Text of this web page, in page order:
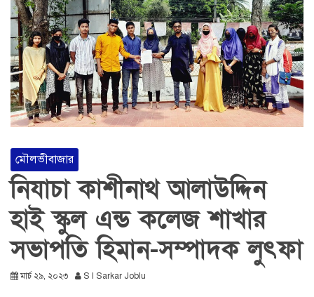
মৌলভীবাজার
নিযাচা কাশীনাথ আলাউদ্দিন
হাই স্কুল এন্ড কলেজ শাখার
সভাপতি হিমান-সম্পাদক লুৎফা
মার্চ ২৯, ২০২৩ S I Sarkar Joblu